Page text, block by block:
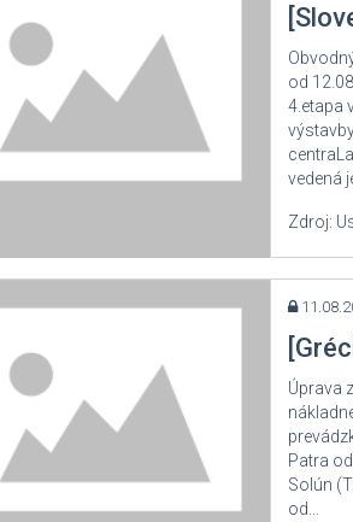
od
4.etapa
vedená
Zdroj:
Úprava
Patra
Solún
od...